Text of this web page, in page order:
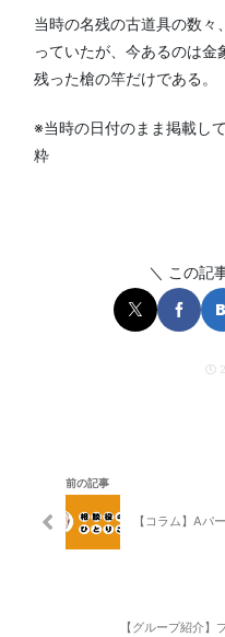
当時の名残の古道具の数
っていたが、今あるのは
残った槍の竿だけである。
※当時の日付のまま掲載し
粋
＼ この記
前の記事
【コラム】Aパ
【グループ紹介】